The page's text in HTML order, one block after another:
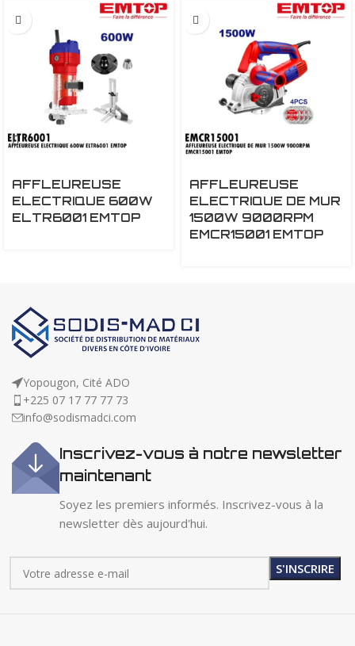
AFFLEUREUSE
ELECTRIQUE 600W
ELTR6001 EMTOP
AFFLEUREUSE
ELECTRIQUE DE MUR
1500W 9000RPM
EMCR15001 EMTOP
Yopougon, Cité ADO
+225 07 17 77 77 73
info@sodismadci.com
Inscrivez-vous à notre newsletter
maintenant
Soyez les premiers informés. Inscrivez-vous à la
newsletter dès aujourd'hui.